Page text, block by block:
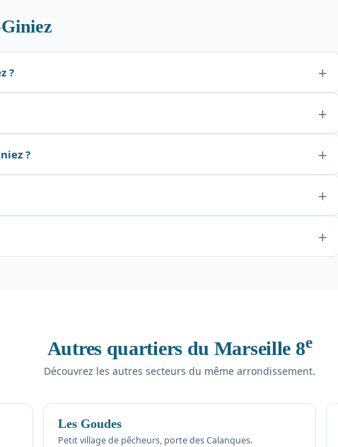
?
?
Autres quartiers du Marseille 8e
Découvrez les autres secteurs du même arrondissement.
Les Goudes
Petit village de pêcheurs, porte des Calanques.